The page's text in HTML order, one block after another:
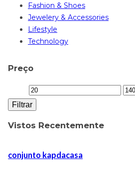
Fashion & Shoes
Jewelery & Accessories
Lifestyle
Technology
Preço
Filtrar
Vistos Recentemente
conjunto kapdacasa